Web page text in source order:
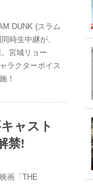
DUNK (スラム
時生中継が、
宮城リョー
ラクターボイス
！
ャスト
禁!
画「THE